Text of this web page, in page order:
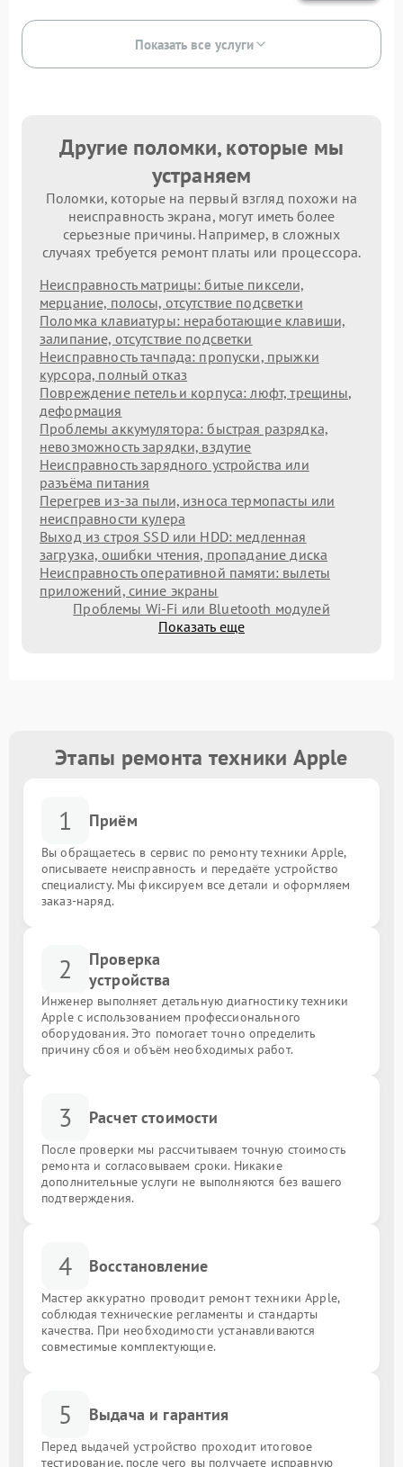
Показать все услуги
Другие поломки, которые мы
устраняем
Поломки, которые на первый взгляд похожи на
неисправность экрана, могут иметь более
серьезные причины. Например, в сложных
случаях требуется ремонт платы или процессора.
Неисправность матрицы: битые пиксели,
мерцание, полосы, отсутствие подсветки
Поломка клавиатуры: неработающие клавиши,
залипание, отсутствие подсветки
Неисправность тачпада: пропуски, прыжки
курсора, полный отказ
Повреждение петель и корпуса: люфт, трещины,
деформация
Проблемы аккумулятора: быстрая разрядка,
невозможность зарядки, вздутие
Неисправность зарядного устройства или
разъёма питания
Перегрев из‑за пыли, износа термопасты или
неисправности кулера
Выход из строя SSD или HDD: медленная
загрузка, ошибки чтения, пропадание диска
Неисправность оперативной памяти: вылеты
приложений, синие экраны
Проблемы Wi‑Fi или Bluetooth модулей
Показать еще
Этапы ремонта техники Apple
1 Приём
Вы обращаетесь в сервис по ремонту техники Apple,
описываете неисправность и передаёте устройство
специалисту. Мы фиксируем все детали и оформляем
заказ-наряд.
2
Проверка
устройства
Инженер выполняет детальную диагностику техники
Apple с использованием профессионального
оборудования. Это помогает точно определить
причину сбоя и объём необходимых работ.
3 Расчет стоимости
После проверки мы рассчитываем точную стоимость
ремонта и согласовываем сроки. Никакие
дополнительные услуги не выполняются без вашего
подтверждения.
4 Восстановление
Мастер аккуратно проводит ремонт техники Apple,
соблюдая технические регламенты и стандарты
качества. При необходимости устанавливаются
совместимые комплектующие.
5 Выдача и гарантия
Перед выдачей устройство проходит итоговое
тестирование, после чего вы получаете исправную